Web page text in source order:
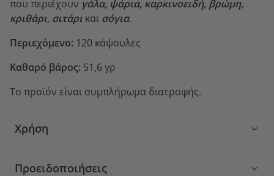
που περιέχουν γάλα, ψάρια, καρκινοειδή, βρώμη,
κριθάρι, σιτάρι και σόγια.
Περιεχόμενο: 120 κάψουλες
Καθαρό βάρος: 51,6 γρ
Το προϊόν είναι συμπλήρωμα διατροφής.
Χρήση
Προειδοποιήσεις